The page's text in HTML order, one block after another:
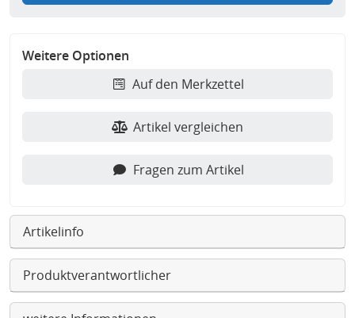
Weitere Optionen
Auf den Merkzettel
Artikel vergleichen
Fragen zum Artikel
Artikelinfo
Produktverantwortlicher